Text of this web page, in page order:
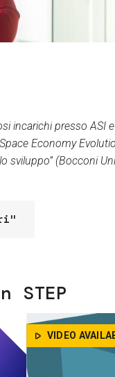
incarichi presso ASI
Economy
sviluppo” (Bocconi
VIDEO